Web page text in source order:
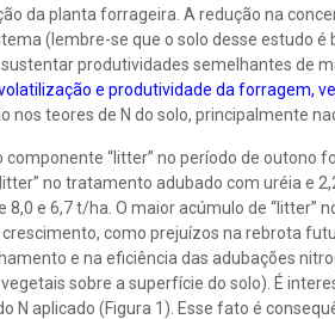
da planta forrageira. A redução na
(lembre-se que o solo desse estudo
produtividades semelhantes de
e produtividade da forragem,
nos teores de N do solo, principalmente
componente “litter” no período de
no tratamento adubado com uréia e
e 6,7 t/ha. O maior acúmulo de
como prejuízos na rebrota
e na eficiência das adubações
sobre a superfície do solo). É
N aplicado (Figura 1). Esse fato é